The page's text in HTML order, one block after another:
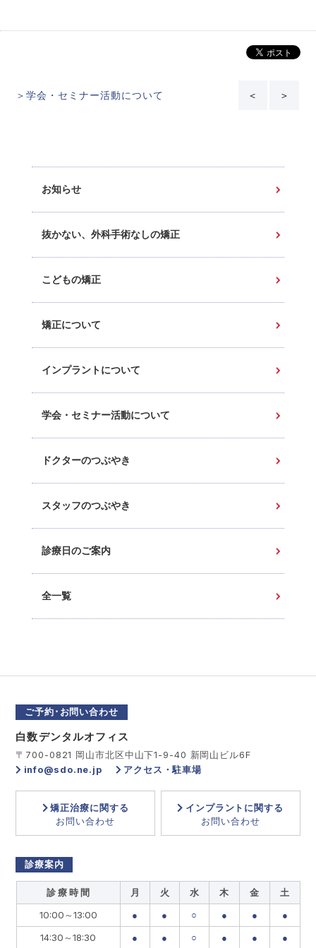
＞学会・セミナー活動について ＜ ＞
お知らせ
抜かない、外科手術なしの矯正
こどもの矯正
矯正について
インプラントについて
学会・セミナー活動について
ドクターのつぶやき
スタッフのつぶやき
診療日のご案内
全一覧
ご予約･お問い合わせ
白数デンタルオフィス
〒700-0821 岡山市北区中山下1-9-40 新岡山ビル6F
info@sdo.ne.jp
アクセス・駐車場
矯正治療に関する
お問い合わせ
インプラントに関する
お問い合わせ
診療案内
診 療 時 間 月 火 水 木 金
土
10:00～13:00
● ● ○ ● ●
●
14:30～18:30
● ● ○ ● ● ●